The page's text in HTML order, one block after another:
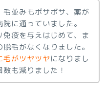
毛並みもボサボサ、薬が
に通っていました。
免疫を与えはじめて、ま
毛がなくなりました。
毛がツヤツヤになりまし
も減りました！